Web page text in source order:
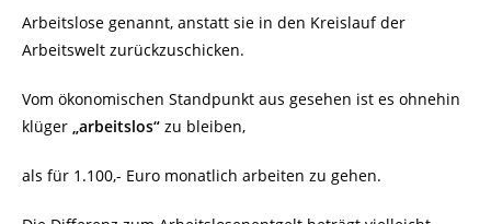
Arbeitslose genannt, anstatt sie in den Kreislauf der
Arbeitswelt zurückzuschicken.
Vom ökonomischen Standpunkt aus gesehen ist es ohnehin
klüger „arbeitslos“ zu bleiben,
als für 1.100,- Euro monatlich arbeiten zu gehen.